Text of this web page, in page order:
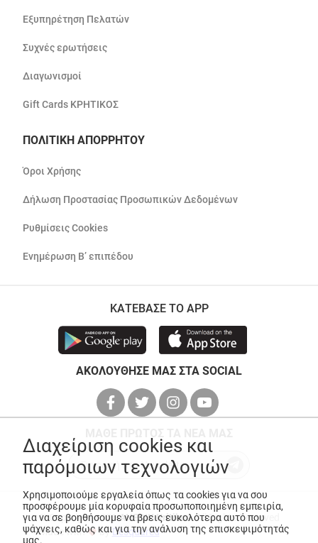
Εξυπηρέτηση Πελατών
Συχνές ερωτήσεις
Διαγωνισμοί
Gift Cards ΚΡΗΤΙΚΟΣ
ΠΟΛΙΤΙΚΗ ΑΠΟΡΡΗΤΟΥ
Όροι Χρήσης
Δήλωση Προστασίας Προσωπικών Δεδομένων
Ρυθμίσεις Cookies
Ενημέρωση Β’ επιπέδου
ΚΑΤΕΒΑΣΕ ΤΟ APP
ΑΚΟΛΟΥΘΗΣΕ ΜΑΣ ΣΤΑ SOCIAL
© Copyright 2026ANEDIK Kritikos. All Rights Reserved
Made with
byDesquared
Διαχείριση cookies και
παρόμοιων τεχνολογιών
Χρησιμοποιούμε εργαλεία όπως τα cookies για να σου
προσφέρουμε μία κορυφαία προσωποποιημένη εμπειρία,
για να σε βοηθήσουμε να βρεις ευκολότερα αυτό που
ψάχνεις, καθώς και για την ανάλυση της επισκεψιμότητάς
μας.